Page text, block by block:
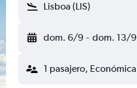
Lisboa (LIS)
dom. 6/9 - dom. 13/9
1 pasajero, Económica